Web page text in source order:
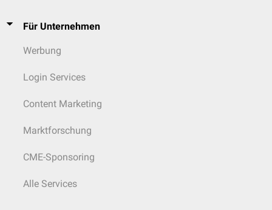
Für Unternehmen
Werbung
Login Services
Content Marketing
Marktforschung
CME-Sponsoring
Alle Services